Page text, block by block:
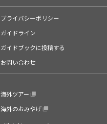
プライバシーポリシー
ガイドライン
ガイドブックに投稿する
お問い合わせ
海外ツアー
海外のおみやげ